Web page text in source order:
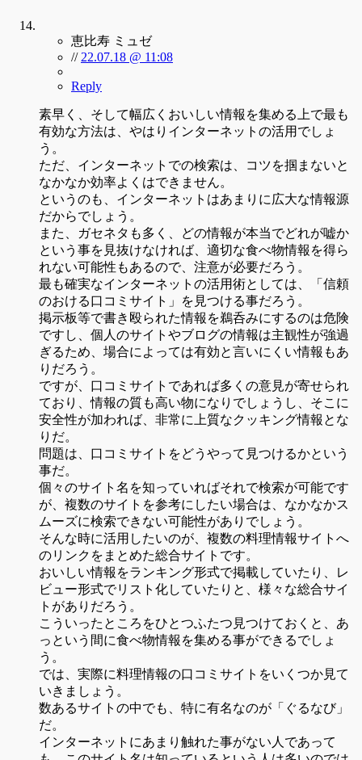
恵比寿 ミュゼ
// 22.07.18 @ 11:08
Reply
素早く、そして幅広くおいしい情報を集める上で最も
有効な方法は、やはりインターネットの活用でしょ
う。
ただ、インターネットでの検索は、コツを掴まないと
なかなか効率よくはできません。
というのも、インターネットはあまりに広大な情報源
だからでしょう。
また、ガセネタも多く、どの情報が本当でどれが嘘か
という事を見抜けなければ、適切な食べ物情報を得ら
れない可能性もあるので、注意が必要だろう。
最も確実なインターネットの活用術としては、「信頼
のおける口コミサイト」を見つける事だろう。
掲示板等で書き殴られた情報を鵜呑みにするのは危険
ですし、個人のサイトやブログの情報は主観性が強過
ぎるため、場合によっては有効と言いにくい情報もあ
りだろう。
ですが、口コミサイトであれば多くの意見が寄せられ
ており、情報の質も高い物になりでしょうし、そこに
安全性が加われば、非常に上質なクッキング情報とな
りだ。
問題は、口コミサイトをどうやって見つけるかという
事だ。
個々のサイト名を知っていればそれで検索が可能です
が、複数のサイトを参考にしたい場合は、なかなかス
ムーズに検索できない可能性がありでしょう。
そんな時に活用したいのが、複数の料理情報サイトへ
のリンクをまとめた総合サイトです。
おいしい情報をランキング形式で掲載していたり、レ
ビュー形式でリスト化していたりと、様々な総合サイ
トがありだろう。
こういったところをひとつふたつ見つけておくと、あ
っという間に食べ物情報を集める事ができるでしょ
う。
では、実際に料理情報の口コミサイトをいくつか見て
いきましょう。
数あるサイトの中でも、特に有名なのが「ぐるなび」
だ。
インターネットにあまり触れた事がない人であって